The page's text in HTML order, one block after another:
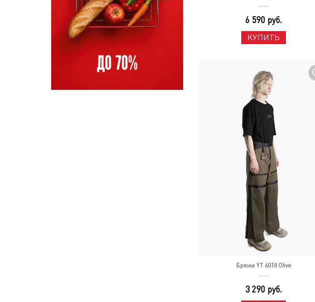
6 590 руб.
КУПИТЬ
Брюки YT 6018 Olive
3 290 руб.